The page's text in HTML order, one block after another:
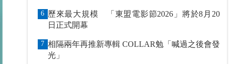
6 歷來最大規模 「東盟電影節2026」將於8月20
日正式開幕
7 相隔兩年再推新專輯 COLLAR勉「喊過之後會發
光」